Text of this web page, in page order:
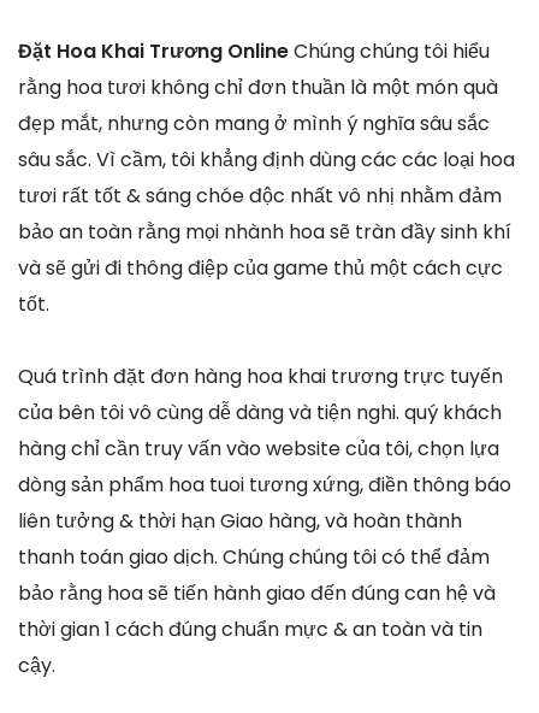
Đặt Hoa Khai Trương OnlineChúng chúng tôi hiểu
rằng hoa tươi không chỉ đơn thuần là một món quà
đẹp mắt, nhưng còn mang ở mình ý nghĩa sâu sắc
sâu sắc. Vì cầm, tôi khẳng định dùng các các loại hoa
tươi rất tốt & sáng chóe độc nhất vô nhị nhằm đảm
bảo an toàn rằng mọi nhành hoa sẽ tràn đầy sinh khí
và sẽ gửi đi thông điệp của game thủ một cách cực
tốt.
Quá trình đặt đơn hàng hoa khai trương trực tuyến
của bên tôi vô cùng dễ dàng và tiện nghi. quý khách
hàng chỉ cần truy vấn vào website của tôi, chọn lựa
dòng sản phẩm hoa tuoi tương xứng, điền thông báo
liên tưởng & thời hạn Giao hàng, và hoàn thành
thanh toán giao dịch. Chúng chúng tôi có thể đảm
bảo rằng hoa sẽ tiến hành giao đến đúng can hệ và
thời gian 1 cách đúng chuẩn mực & an toàn và tin
cậy.